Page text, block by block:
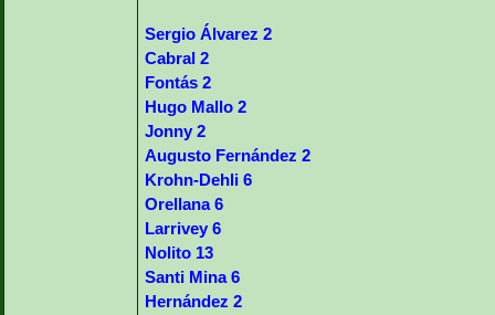
Sergio Álvarez 2
Cabral 2
Fontás 2
Hugo Mallo 2
Jonny 2
Augusto Fernández 2
Krohn-Dehli 6
Orellana 6
Larrivey 6
Nolito 13
Santi Mina 6
Hernández 2